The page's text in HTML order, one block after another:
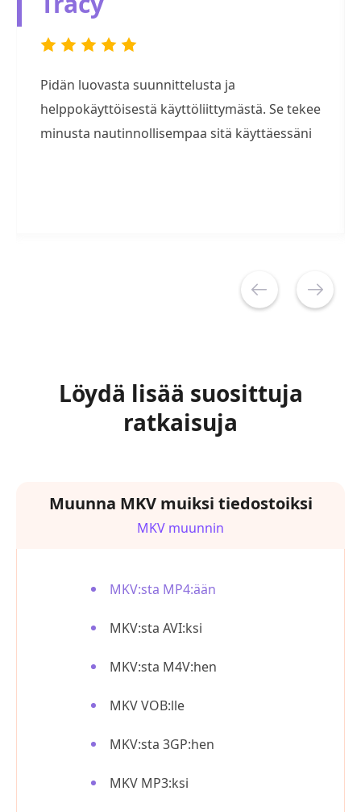
Pidän luovasta suunnittelusta ja
helppokäyttöisestä käyttöliittymästä. Se tekee
minusta nautinnollisempaa sitä käyttäessäni
Löydä lisää suosittuja
ratkaisuja
Muunna MKV muiksi tiedostoiksi
MKV muunnin
MKV:sta MP4:ään
MKV:sta AVI:ksi
MKV:sta M4V:hen
MKV VOB:lle
MKV:sta 3GP:hen
MKV MP3:ksi